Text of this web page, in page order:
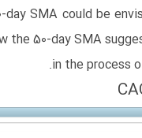
SMA could be
the 50-day SMA
in the process